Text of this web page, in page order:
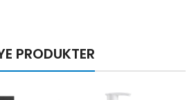
PRODUKTER